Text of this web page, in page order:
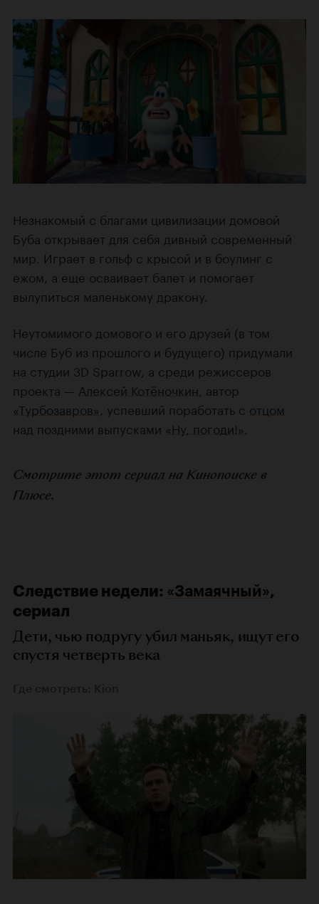
Незнакомый с благами цивилизации домовой
Буба открывает для себя дивный современный
мир. Играет в гольф с крысой и в боулинг с
ежом, а еще осваивает балет и помогает
вылупиться маленькому дракону.
Неутомимого домового и его друзей (в том
числе Буб из прошлого и будущего) придумали
на студии 3D Sparrow, а среди режиссеров
проекта — Алексей Котёночкин, автор
«Турбозавров», успевший поработать с отцом
над поздними выпусками «Ну, погоди!».
Смотрите этот сериал на Кинопоиске в
Плюсе.
Следствие недели: «Замаячный»,
сериал
Дети, чью подругу убил маньяк, ищут его
спустя четверть века